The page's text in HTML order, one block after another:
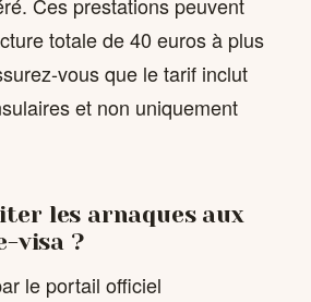
totale de 40 euros à plus
vous que le tarif inclut
et non uniquement
les arnaques aux
visa ?
le portail officiel